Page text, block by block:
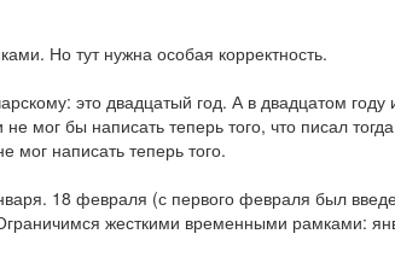
Но тут нужна особая корректность.
это двадцатый год. А в двадцатом году
мог бы написать теперь того, что писал
мог написать теперь того.
18 февраля (с первого февраля был
жесткими временными рамками: